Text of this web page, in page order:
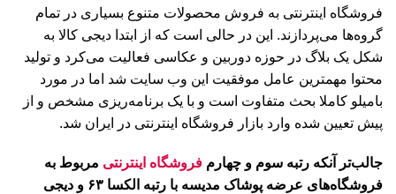
فروشگاه اینترنتی به فروش محصولات متنوع بسیاری در تمام
گروه‌ها می‌پردازند. این در حالی است که از ابتدا دیجی کالا به
شکل یک بلاگ در حوزه دوربین و عکاسی فعالیت می‌کرد و تولید
محتوا مهمترین عامل موفقیت این وب سایت شد اما در مورد
بامیلو کاملا بحث متفاوت است و با یک برنامه‌ریزی مشخص و از
پیش تعیین شده وارد بازار فروشگاه اینترنتی در ایران شد.
جالب‌تر آنکه رتبه سوم و چهارم فروشگاه اینترنتی مربوط به
فروشگاه‌های عرضه پوشاک مدیسه با رتبه الکسا ۶۳ و دیجی